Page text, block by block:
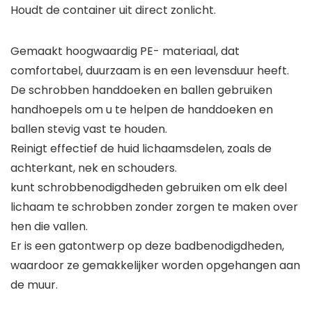
Houdt de container uit direct zonlicht.
Gemaakt hoogwaardig PE- materiaal, dat
comfortabel, duurzaam is en een levensduur heeft.
De schrobben handdoeken en ballen gebruiken
handhoepels om u te helpen de handdoeken en
ballen stevig vast te houden.
Reinigt effectief de huid lichaamsdelen, zoals de
achterkant, nek en schouders.
kunt schrobbenodigdheden gebruiken om elk deel
lichaam te schrobben zonder zorgen te maken over
hen die vallen.
Er is een gatontwerp op deze badbenodigdheden,
waardoor ze gemakkelijker worden opgehangen aan
de muur.